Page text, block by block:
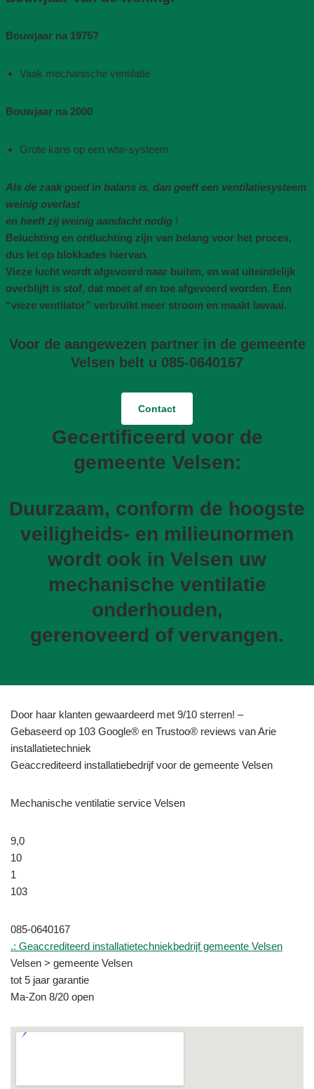
Bouwjaar na 1975​?
Vaak mechanische ventilatie​
Bouwjaar na 2000
Grote kans op een wtw-systeem
Als de zaak goed in balans is, dan geeft een ventilatiesysteem
weinig overlast
en heeft zij weinig aandacht nodig !
Beluchting en ontluchting zijn van belang voor het proces,
dus let op blokkades hiervan.
Vieze lucht wordt afgevoerd naar buiten, en wat uiteindelijk
overblijft is stof, dat moet af en toe afgevoerd worden. Een
“vieze ventilator” verbruikt meer stroom en maakt lawaai.
Voor de aangewezen partner in de gemeente
Velsen belt u 085-0640167
Contact
Gecertificeerd voor de
gemeente Velsen:
Duurzaam, conform de hoogste
veiligheids- en milieunormen
wordt ook in Velsen uw
mechanische ventilatie
onderhouden,
gerenoveerd of vervangen.
Door haar klanten gewaardeerd met 9/10 sterren! –
Gebaseerd op 103 Google® en Trustoo® reviews van Arie
installatietechniek
Geaccrediteerd installatiebedrijf voor de gemeente Velsen
Mechanische ventilatie service Velsen
9,0
10
1
103
085-0640167
.: Geaccrediteerd installatietechniekbedrijf gemeente Velsen
Velsen > gemeente Velsen
tot 5 jaar garantie
Ma-Zon 8/20 open